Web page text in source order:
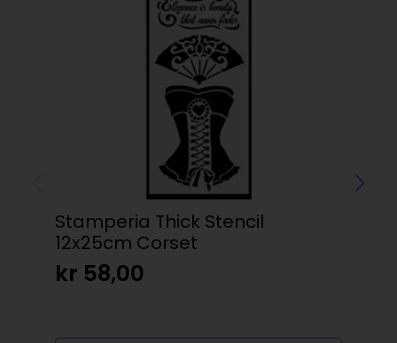
Stamperia Thick Stencil
12x25cm Corset
kr 58,00